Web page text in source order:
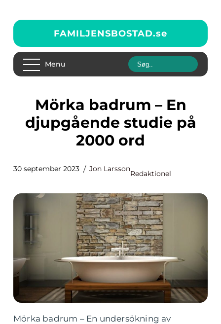
FAMILJENSBOSTAD.se
Menu
Mörka badrum – En
djupgående studie på
2000 ord
30 september 2023 Jon Larsson
Redaktionel
Mörka badrum – En undersökning av